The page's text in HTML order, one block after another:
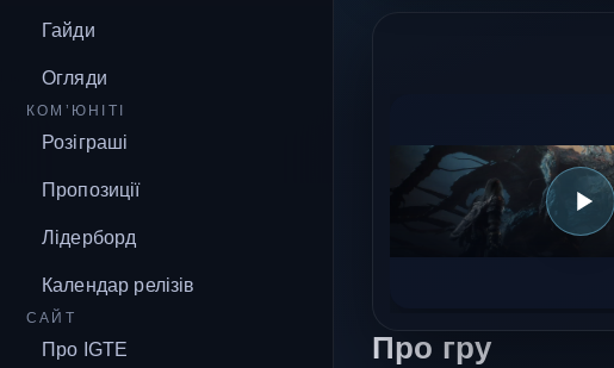
Гайди
Огляди
КОМ’ЮНІТІ
Розіграші
Пропозиції
Лідерборд
Календар релізів
САЙТ
Про IGTE Про гру